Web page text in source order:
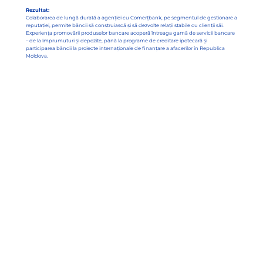
Rezultat:
Colaborarea de lungă durată a agenției cu Comerțbank, pe segmentul de gestionare a
reputației, permite băncii să construiască și să dezvolte relații stabile cu clienții săi.
Experiența promovării produselor bancare acoperă întreaga gamă de servicii bancare
– de la împrumuturi și depozite, până la programe de creditare ipotecară și
participarea băncii la proiecte internaționale de finanțare a afacerilor în Republica
Moldova.